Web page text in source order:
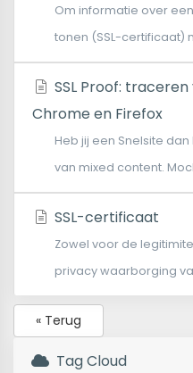
Om informatie over
tonen (SSL-certificaat)
SSL Proof:
Chrome en Firefox
Heb jij een Snelsite
van mixed content.
SSL-certificaat
Zowel voor de
privacy waarborging
« Terug
Tag Cloud